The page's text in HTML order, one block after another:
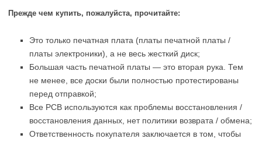
Прежде чем купить, пожалуйста, прочитайте:
Это только печатная плата (платы печатной платы /
платы электроники), а не весь жесткий диск;
Большая часть печатной платы — это вторая рука. Тем
не менее, все доски были полностью протестированы
перед отправкой;
Все PCB используются как проблемы восстановления /
восстановления данных, нет политики возврата / обмена;
Ответственность покупателя заключается в том, чтобы